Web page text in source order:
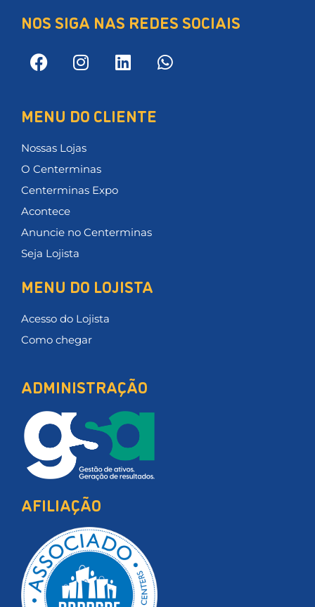
NOS SIGA NAS REDES SOCIAIS
MENU DO CLIENTE
Nossas Lojas
O Centerminas
Centerminas Expo
Acontece
Anuncie no Centerminas
Seja Lojista
MENU DO LOJISTA
Acesso do Lojista
Como chegar
ADMINISTRAÇÃO
AFILIAÇÃO